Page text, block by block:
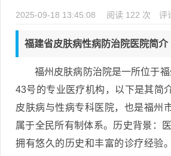
2025-09-18 13:45:08 阅读 122 次 评
福建省皮肤病性病防治院医院简介
福州皮肤病防治院是一所位于
43号的专业医疗机构，以下是其简
皮肤病与性病专科医院，也是福州
属于全民所有制体系。历史背景：
拥有悠久的历史和丰富的诊疗经验